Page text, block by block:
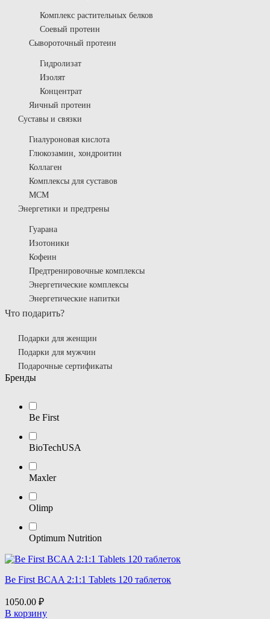
Комплекс растительных белков
Соевый протеин
Сывороточный протеин
Гидролизат
Изолят
Концентрат
Яичный протеин
Суставы и связки
Гиалуроновая кислота
Глюкозамин, хондроитин
Коллаген
Комплексы для суставов
МСМ
Энергетики и предтрены
Гуарана
Изотоники
Кофеин
Предтренировочные комплексы
Энергетические комплексы
Энергетические напитки
Что подарить?
Подарки для женщин
Подарки для мужчин
Подарочные сертификаты
Бренды
Be First
BioTechUSA
Maxler
Olimp
Optimum Nutrition
Be First BCAA 2:1:1 Tablets 120 таблеток
1050.00 ₽
В корзину